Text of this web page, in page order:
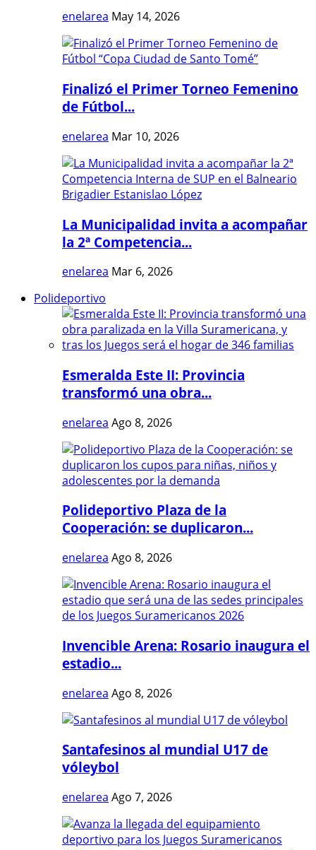
enelarea May 14, 2026
Finalizó el Primer Torneo Femenino
de Fútbol...
enelarea Mar 10, 2026
La Municipalidad invita a acompañar
la 2ª Competencia...
enelarea Mar 6, 2026
Polideportivo
Esmeralda Este II: Provincia
transformó una obra...
enelarea Ago 8, 2026
Polideportivo Plaza de la
Cooperación: se duplicaron...
enelarea Ago 8, 2026
Invencible Arena: Rosario inaugura el
estadio...
enelarea Ago 8, 2026
Santafesinos al mundial U17 de
vóleybol
enelarea Ago 7, 2026